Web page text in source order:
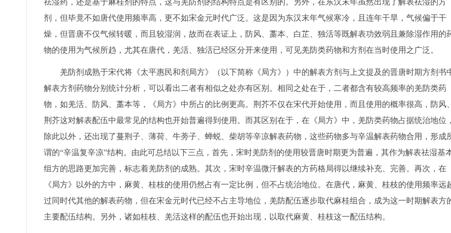
祛湿药，还是基于麻桂剂的特点，这与羌防剂的结构特点是有区别的。另外，在东汉末年虽然出现了解表祛湿的方
剂，但毕竟不如唐代使用频率高，更不如宋金元时代广泛。这是因为东汉末年气候寒冷，且连年干旱，气候偏于干
燥，但晋唐不仅气候转暖，而且较湿润，故而在表证上，防风、藁本、白芷、独活等既解表功效弱且兼除湿作用的
物的使用为气候所趋，尤其在唐代，羌活、独活已经区分开来使用，可见羌防类药物和方剂在当时使用之广泛。
羌防剂成熟于宋代将《太平惠民和剂局方》（以下简称《局方》）中的解表方剂与上文提及的晋唐时期方剂书
解表方剂药物分别统计分析，可以看出二者有相似之处亦有区别。相同之处在于，二者都含有较高频率的羌防类药
物，如羌活、防风、藁本等，《局方》中所占的比例更高。荆芥不仅在宋代开始使用，而且使用的概率很高，防风、
荆芥这对解表配伍中最常见的结构也开始普遍得到使用。而其区别在于，在《局方》中，羌防类药物占据统治地位，
除此以外，还出现了蔓荆子、薄荷、牛蒡子、蝉蜕、柴胡等辛凉解表药物，这些药物多与辛温解表药物合用，形成
谓的“辛温复辛凉”结构。由此可总结以下三点，首先，宋时羌防剂的使用较晋唐时期更为普遍，其作为解表祛湿基
组方的思路更加完善，标志着羌防剂的成熟。其次，宋时辛温微汗解表的方药格局得以继续补充、完善。再次，在
《局方》以外的方中，麻黄、桂枝的使用仍然占有一定比例，但不占统治地位。在唐代，麻黄、桂枝的使用频率远
过同时代其他的解表药物，但在宋金元时代已经不占主导地位，羌防配伍逐步取代麻桂组合，成为这一时期解表方
主要配伍结构。另外，诸如桂枝、羌活这样的配伍也开始出现，以取代麻黄、桂枝这一配伍结构。